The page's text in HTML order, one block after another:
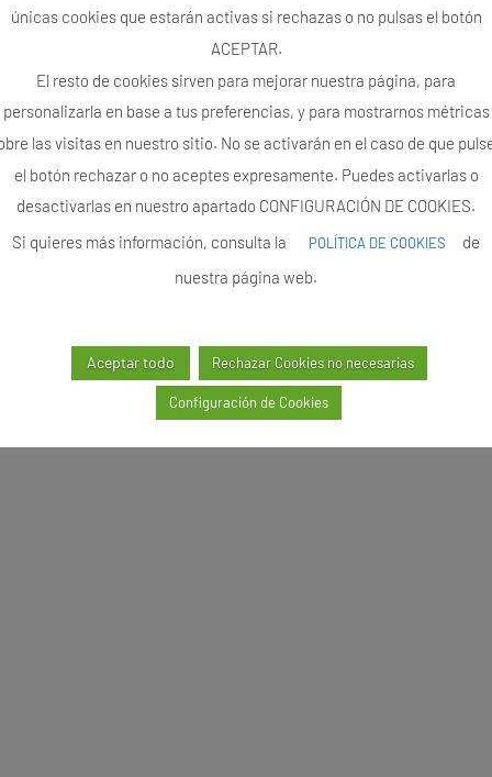
únicas cookies que estarán activas si rechazas o no pulsas el botón
ACEPTAR.
El resto de cookies sirven para mejorar nuestra página, para
personalizarla en base a tus preferencias, y para mostrarnos métricas
las visitas en nuestro sitio. No se activarán en el caso de que
el botón rechazar o no aceptes expresamente. Puedes activarlas o
desactivarlas en nuestro apartado CONFIGURACIÓN DE COOKIES.
Si quieres más información, consulta la
POLÍTICA DE COOKIES
de
nuestra página web.
Aceptar todo Rechazar Cookies no necesarias
Configuración de Cookies